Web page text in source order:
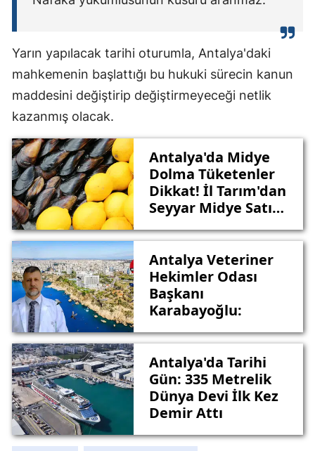
Yarın yapılacak tarihi oturumla, Antalya'daki
mahkemenin başlattığı bu hukuki sürecin kanun
maddesini değiştirip değiştirmeyeceği netlik
kazanmış olacak.
Antalya'da Midye
Dolma Tüketenler
Dikkat! İl Tarım'dan
Seyyar Midye Satışı
Antalya Veteriner
Hekimler Odası
Başkanı
Karabayoğlu:
Antalya'da Tarihi
Gün: 335 Metrelik
Dünya Devi İlk Kez
Demir Attı